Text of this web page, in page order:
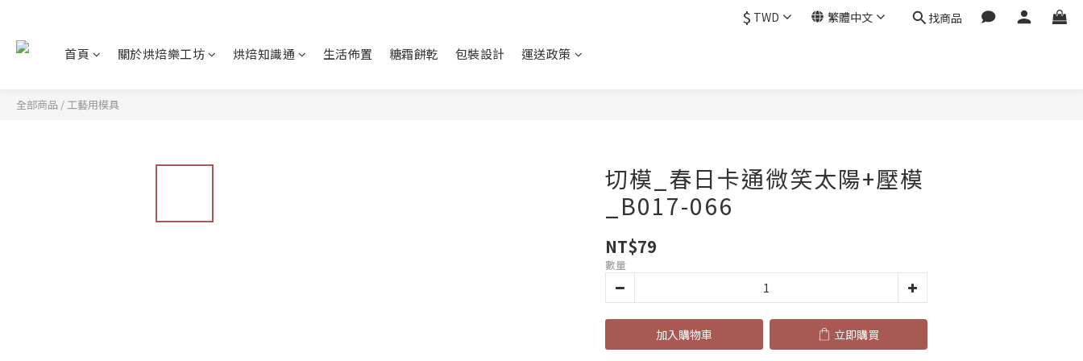
$ TWD 繁體中文 找商品
首頁 關於烘焙樂工坊 烘焙知識通 生活佈置 糖霜餅乾 包裝設計 運送政策
全部商品 /工藝用模具
切模_春日卡通微笑太陽+壓模
_B017-066
NT$79
數量
加入購物車 立即購買